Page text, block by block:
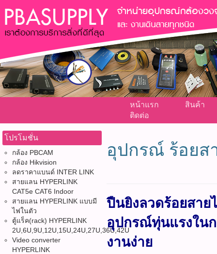
หน้าแรก
สินค้า
ติดต่อ
โปรโมชั่น
กล้อง PBCAM
กล้อง Hikvision
ลดราคาแบนด์ INTER LINK
สายแลน HYPERLINK
CAT5e CAT6 Indoor
สายแลน HYPERLINK แบบมี
ไฟในตัว
ตู้แร็ค(rack) HYPERLINK
2U,6U,9U,12U,15U,24U,27U,36U,42U
Video converter
HYPERLINK
อุปกรณ์ ร้อยส
ปืนยิงลวดร้อยสาย
อุปกรณ์ทุ่นแรงในก
งานง่าย